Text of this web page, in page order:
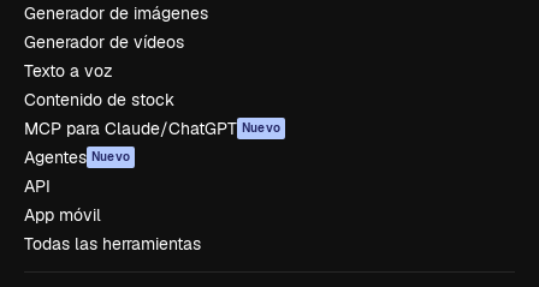
Generador de imágenes
Generador de vídeos
Texto a voz
Contenido de stock
MCP para Claude/ChatGPT Nuevo
Agentes Nuevo
API
App móvil
Todas las herramientas